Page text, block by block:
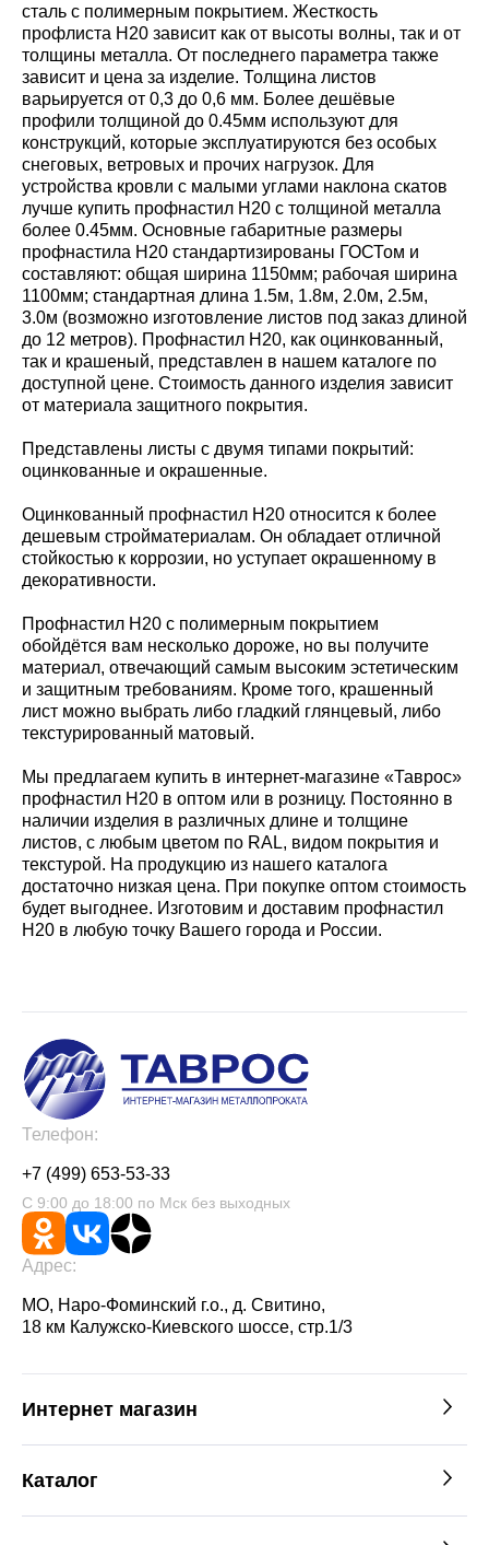
сталь с полимерным покрытием. Жесткость
профлиста Н20 зависит как от высоты волны, так и от
толщины металла. От последнего параметра также
зависит и цена за изделие. Толщина листов
варьируется от 0,3 до 0,6 мм. Более дешёвые
профили толщиной до 0.45мм используют для
конструкций, которые эксплуатируются без особых
снеговых, ветровых и прочих нагрузок. Для
устройства кровли с малыми углами наклона скатов
лучше купить профнастил Н20 с толщиной металла
более 0.45мм. Основные габаритные размеры
профнастила Н20 стандартизированы ГОСТом и
составляют: общая ширина 1150мм; рабочая ширина
1100мм; стандартная длина 1.5м, 1.8м, 2.0м, 2.5м,
3.0м (возможно изготовление листов под заказ длиной
до 12 метров). Профнастил Н20, как оцинкованный,
так и крашеный, представлен в нашем каталоге по
доступной цене. Стоимость данного изделия зависит
от материала защитного покрытия.
Представлены листы с двумя типами покрытий:
оцинкованные и окрашенные.
Оцинкованный профнастил Н20 относится к более
дешевым стройматериалам. Он обладает отличной
стойкостью к коррозии, но уступает окрашенному в
декоративности.
Профнастил Н20 с полимерным покрытием
обойдётся вам несколько дороже, но вы получите
материал, отвечающий самым высоким эстетическим
и защитным требованиям. Кроме того, крашенный
лист можно выбрать либо гладкий глянцевый, либо
текстурированный матовый.
Мы предлагаем купить в интернет-магазине «Таврос»
профнастил Н20 в оптом или в розницу. Постоянно в
наличии изделия в различных длине и толщине
листов, с любым цветом по RAL, видом покрытия и
текстурой. На продукцию из нашего каталога
достаточно низкая цена. При покупке оптом стоимость
будет выгоднее. Изготовим и доставим профнастил
Н20 в любую точку Вашего города и России.
Телефон:
+7 (499) 653-53-33
С 9:00 до 18:00 по Мск без выходных
Адрес:
МО, Наро-Фоминский г.о., д. Свитино,
18 км Калужско-Киевского шоссе, стр.1/3
Интернет магазин
Каталог